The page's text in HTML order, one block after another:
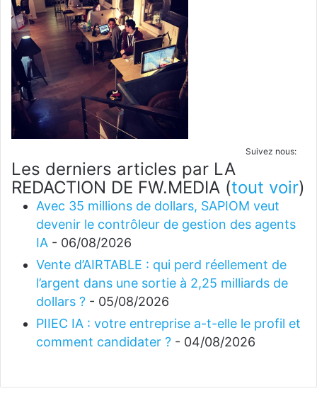
Suivez nous:
Les derniers articles par LA
REDACTION DE FW.MEDIA (tout voir)
Avec 35 millions de dollars, SAPIOM veut
devenir le contrôleur de gestion des agents
IA - 06/08/2026
Vente d’AIRTABLE : qui perd réellement de
l’argent dans une sortie à 2,25 milliards de
dollars ? - 05/08/2026
PIIEC IA : votre entreprise a-t-elle le profil et
comment candidater ? - 04/08/2026